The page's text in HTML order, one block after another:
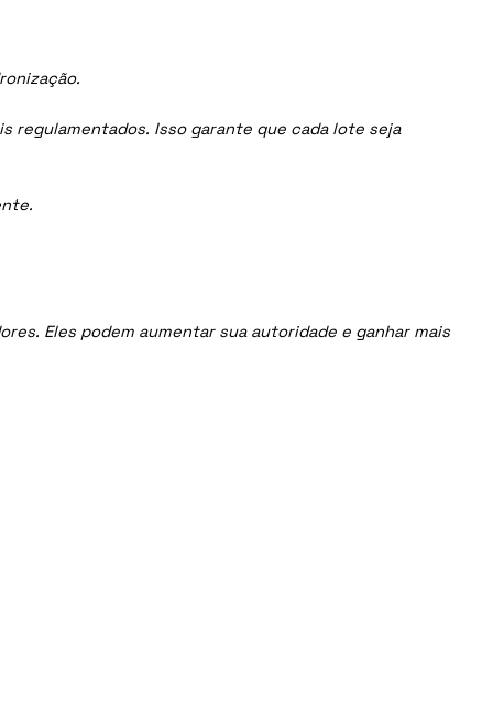
Isso garante que cada lote seja
Eles podem aumentar sua autoridade e ganhar mais